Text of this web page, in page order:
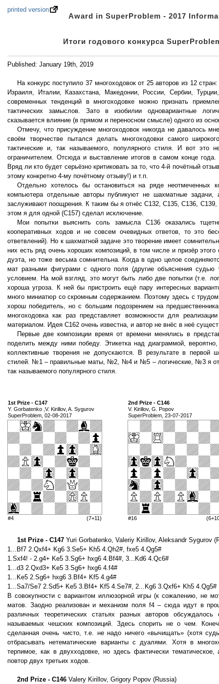
printed version
Award in SuperProblem - 2017
Итоги годового конкурса
Published: January 19th, 2019
На конкурс поступило 37 многоходовок от 25 авторов из 12
Израиля, Италии, Казахстана, Македонии, России, Сербии,
современных тенденций в многоходовке можно признать
тактических замыслов. Зато в изобилии одновариантные
сказывается влияние (в прямом и переносном смысле) одного из
Отмечу, что присуждение многоходовок никогда не давалось
своём творчестве пытался делать многоходовки самого
тактические и, так называемого, популярного стиля. И вот это
ограничителем. Отсюда и выставление итогов в самом конце
Вряд ли кто будет серьёзно критиковать за то, что 4-й почётный
этому конкретно 4-му почётному отзыву!) и т.п.
Отдельно хотелось бы остановиться на ряде
компьютера отдельные авторы публикуют не шахматные
заслуживают поощрения. К таким бы я отнёс С132, С135, С136,
этом я для одной (С157) сделал исключение.
Мои попытки выяснить соль замысла С136 оказались
кооперативных ходов и не совсем очевидных ответов, то это
ответвлений). Но к шахматной задаче это творение имеет
них есть ряд очень хороших композиций, в том числе и призёр
дуэта, но тоже весьма сомнительна. Когда в одно целое
мат разными фигурами с одного поля (другие объяснения
условием. На мой взгляд, это могут быть либо две попытки (т.е.
хороша угроза. К ней бы пристроить ещё пару интересных
много миниатюр со скромным содержанием. Поэтому здесь с
хорош победитель, но с большим подозрением на
многоходовка как раз представляет возможности для
материалом. Идея С162 очень известна, и автор не внёс в неё
Первые две композиции время от времени менялись в
поделить между ними победу. Этикетка над диаграммой,
коллективные творения не допускаются. В результате в первой
стилей. №1 – правильные маты, №2, №4 и №5 – логические, №3 я
так называемого популярного стиля.
1st Prize - C147
Y. Gorbatenko ,V. Kirillov, A. Sygurov
SuperProblem, 02-08-2017
#4 (7+11)
2nd Prize - C146
V. Kirillov, G. Popov
SuperProblem, 23-07-2017
#16
1st Prize - C147 Yuri Gorbatenko, Valeriy Kirillov, Aleksandr Sygurov
1...Bf7 2.Qxf4+ Kg6 3.Se5+ Kh5 4.Qh2#, fxe5 4.Qg5#
1.Sxf4! - 2.g4+ Ke5 3.Sg6+ hxg6 4.Bf4#, 3...Kd6 4.Qc6#
1...d3 2.Qxd3+ Ke5 3.Sg6+ hxg6 4.f4#
1...Ke5 2.Sg6+ hxg6 3.Bf4+ Kf5 4.g4#
1...Sa7/Se7 2.Sd5+ Ke5 3.Bf4+ Kf5 4.Se7#, 2...Kg6 3.Qxf6+ Kh5 4.Qg5#
В совокупности с вариантом иллюзорной игры (к сожалению, не
матов. Заодно реализован и механизм поля f4 – сюда идут в
различных теоретических статьях разных авторов
называемых чешских композиций. Здесь спорить не о чем.
сделанная очень чисто, т.е. не надо ничего «вычищать» (хотя
отбрасывать нетематические варианты с дуалями. Хотя в
терпимое, как в двухходовке, но здесь фактически
повтор двух третьих ходов.
2nd Prize - C146 Valery Kirillov, Grigory Popov (Russia)